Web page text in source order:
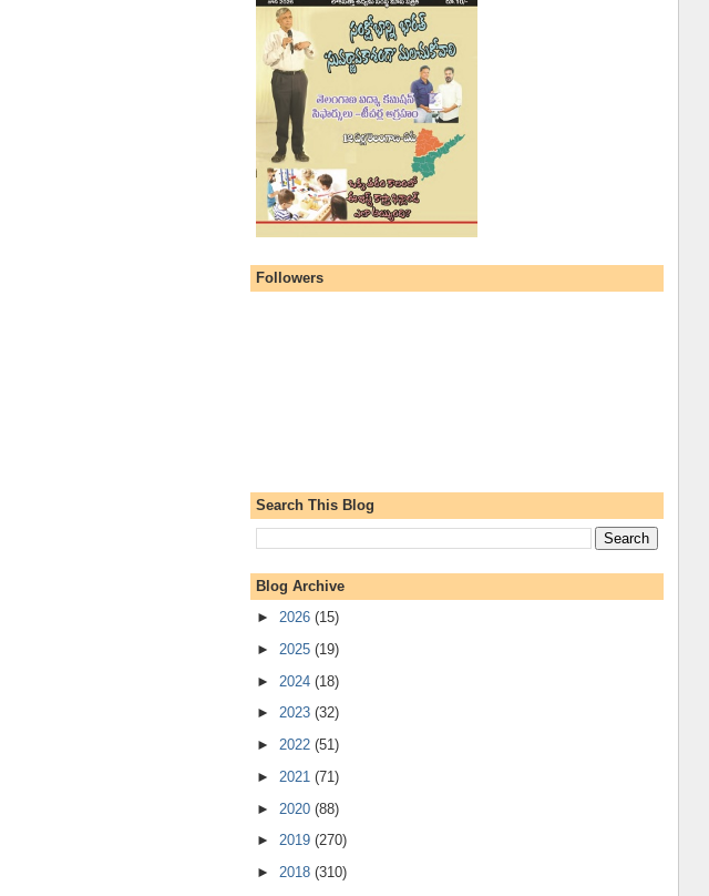
Followers
Search This Blog
Blog Archive
► 2026 (15)
► 2025 (19)
► 2024 (18)
► 2023 (32)
► 2022 (51)
► 2021 (71)
► 2020 (88)
► 2019 (270)
► 2018 (310)